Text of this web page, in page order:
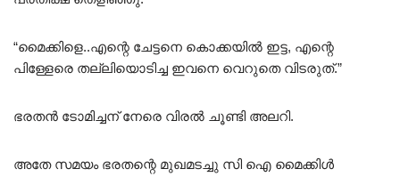
“മൈക്കിളെ..എന്റെ ചേട്ടനെ കൊക്കയിൽ ഇട്ട, എന്റെ
പിള്ളേരെ തല്ലിയൊടിച്ച ഇവനെ വെറുതെ വിടരുത്.”
ഭരതൻ ടോമിച്ചന് നേരെ വിരൽ ചൂണ്ടി അലറി.
അതേ സമയം ഭരതന്റെ മുഖമടച്ചു സി ഐ മൈക്കിൾ